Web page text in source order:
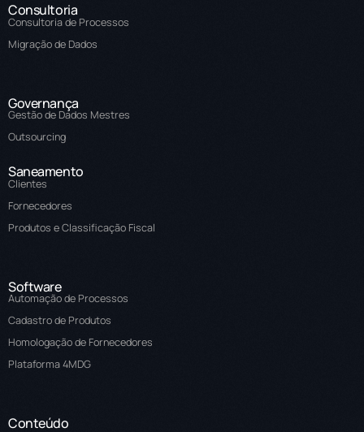
Consultoria
Consultoria de Processos
Migração de Dados
Governança
Gestão de Dados Mestres
Outsourcing
Saneamento
Clientes
Fornecedores
Produtos e Classificação Fiscal
Software
Automação de Processos
Cadastro de Produtos
Homologação de Fornecedores
Plataforma 4MDG
Conteúdo